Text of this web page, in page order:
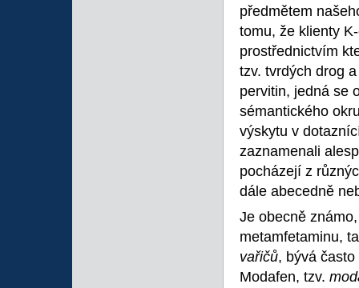
předmětem
tomu, že klienty
prostřednictvím
tzv. tvrdých drog
pervitin, jedná se
sémantického
výskytu v
zaznamenali
pocházejí z
dále abecedně
Je obecně
metamfetaminu,
vařičů, bývá
Modafen, tzv.